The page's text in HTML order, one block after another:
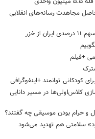
مجاهدت رسانه‌های انقلابی
خزر
+فیلم
کودکانی توانمند +اینفوگرافی
گام برای آماده‌سازی کلاس‌اولی‌ها در مسیر دانایی
و حرام بودن موسیقی چه گفتند؟
سلامتی هم تهدید می‌شود